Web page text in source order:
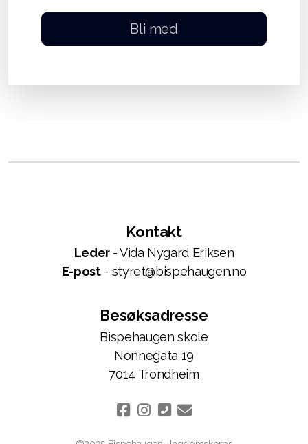
Bli med
Kontakt
Leder - Vida Nygard Eriksen
E-post- styret@bispehaugen.no
Besøksadresse
Bispehaugen skole
Nonnegata 19
7014 Trondheim